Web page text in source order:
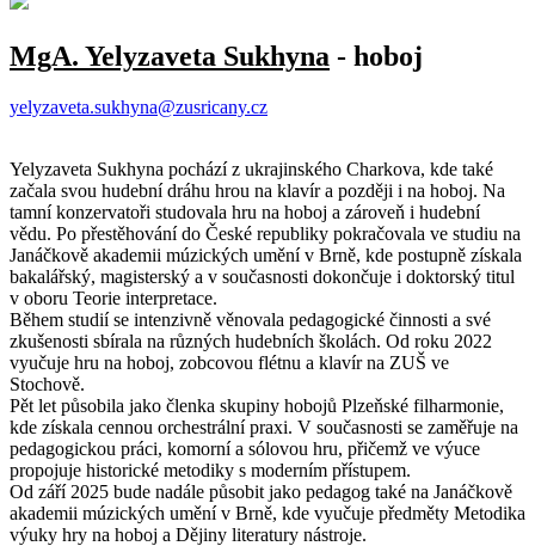
MgA. Yelyzaveta Sukhyna - hoboj
yelyzaveta.sukhyna@zusricany.cz
Yelyzaveta Sukhyna pochází z ukrajinského Charkova, kde také
začala svou hudební dráhu hrou na klavír a později i na hoboj. Na
tamní konzervatoři studovala hru na hoboj a zároveň i hudební
vědu. Po přestěhování do České republiky pokračovala ve studiu na
Janáčkově akademii múzických umění v Brně, kde postupně získala
bakalářský, magisterský a v současnosti dokončuje i doktorský titul
v oboru Teorie interpretace.
Během studií se intenzivně věnovala pedagogické činnosti a své
zkušenosti sbírala na různých hudebních školách. Od roku 2022
vyučuje hru na hoboj, zobcovou flétnu a klavír na ZUŠ ve
Stochově.
Pět let působila jako členka skupiny hobojů Plzeňské filharmonie,
kde získala cennou orchestrální praxi. V současnosti se zaměřuje na
pedagogickou práci, komorní a sólovou hru, přičemž ve výuce
propojuje historické metodiky s moderním přístupem.
Od září 2025 bude nadále působit jako pedagog také na Janáčkově
akademii múzických umění v Brně, kde vyučuje předměty Metodika
výuky hry na hoboj a Dějiny literatury nástroje.